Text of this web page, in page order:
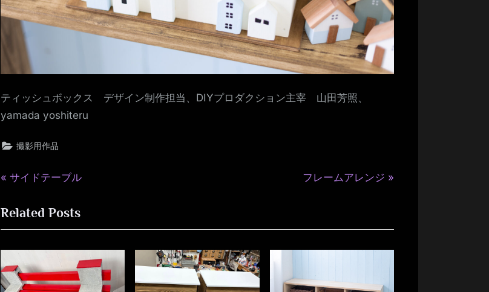
ティッシュボックス デザイン制作担当、DIYプロダクション主宰 山田芳照、
yamada yoshiteru
撮影用作品
投
稿
ナ
ビ
P
e
v
o
u
サイドテーブル
N
t
s
フレームアレンジ
Related Posts